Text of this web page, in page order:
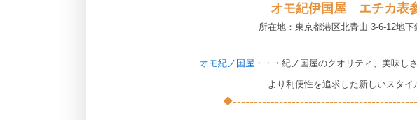
オモ紀伊国屋 エチカ表
所在地：東京都港区北青山 3-6-12地下
オモ紀ノ国屋 ・・・紀ノ国屋のクオリティ、美味し
より利便性を追求した新しいスタイ